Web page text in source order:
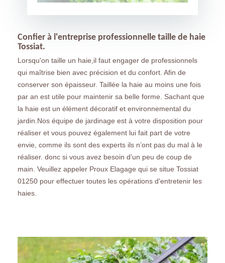
Confier à l'entreprise professionnelle taille de haie
Tossiat.
Lorsqu'on taille un haie,il faut engager de professionnels
qui maîtrise bien avec précision et du confort. Afin de
conserver son épaisseur. Taillée la haie au moins une fois
par an est utile pour maintenir sa belle forme. Sachant que
la haie est un élément décoratif et environnemental du
jardin.Nos équipe de jardinage est à votre disposition pour
réaliser et vous pouvez également lui fait part de votre
envie, comme ils sont des experts ils n’ont pas du mal à le
réaliser. donc si vous avez besoin d’un peu de coup de
main. Veuillez appeler Proux Elagage qui se situe Tossiat
01250 pour effectuer toutes les opérations d'entretenir les
haies.